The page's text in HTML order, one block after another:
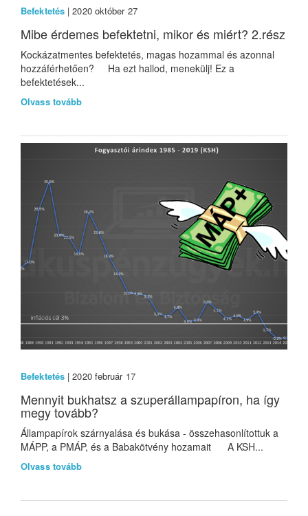
Befektetés | 2020 október 27
Mibe érdemes befektetni, mikor és miért? 2.rész
Kockázatmentes befektetés, magas hozammal és azonnal
hozzáférhetően? Ha ezt hallod, menekülj! Ez a
befektetések...
Olvass tovább
Befektetés | 2020 február 17
Mennyit bukhatsz a szuperállampapíron, ha így
megy tovább?
Állampapírok szárnyalása és bukása - összehasonlítottuk a
MÁPP, a PMÁP, és a Babakötvény hozamait A KSH...
Olvass tovább